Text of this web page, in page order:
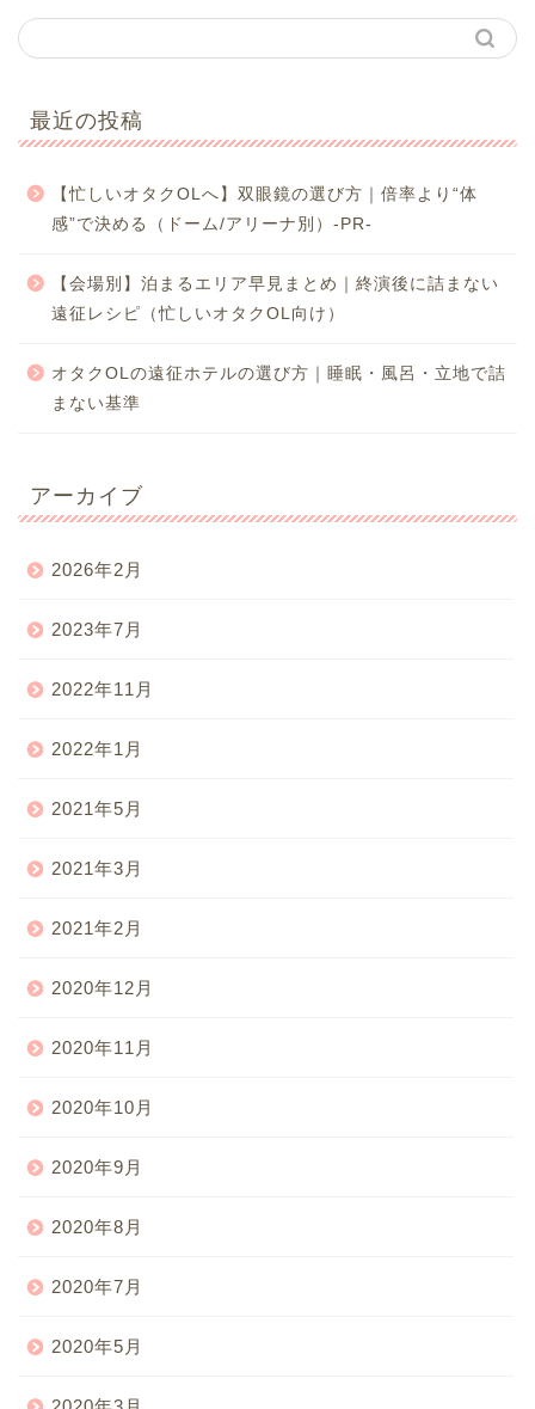
最近の投稿
【忙しいオタクOLへ】双眼鏡の選び方｜倍率より“体
感”で決める（ドーム/アリーナ別）-PR-
【会場別】泊まるエリア早見まとめ｜終演後に詰まない
遠征レシピ（忙しいオタクOL向け）
オタクOLの遠征ホテルの選び方｜睡眠・風呂・立地で詰
まない基準
アーカイブ
2026年2月
2023年7月
2022年11月
2022年1月
2021年5月
2021年3月
2021年2月
2020年12月
2020年11月
2020年10月
2020年9月
2020年8月
2020年7月
2020年5月